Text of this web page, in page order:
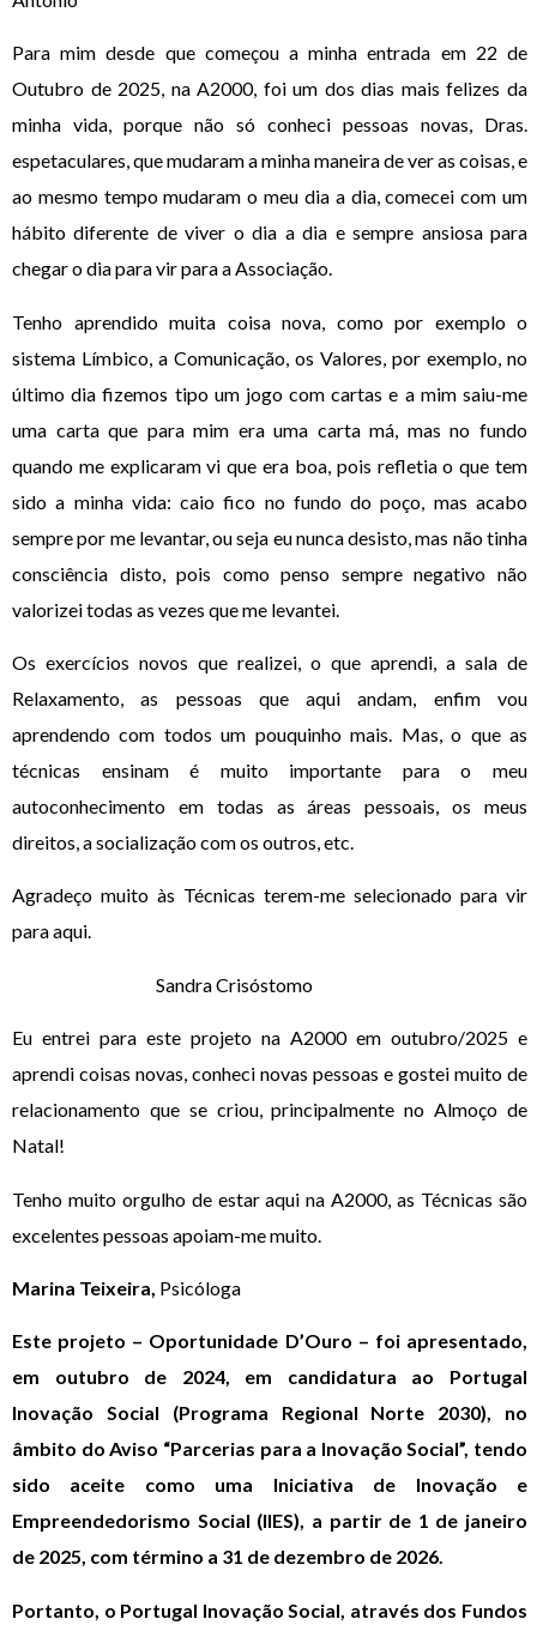
Para mim desde que começou a minha entrada em 22 de
Outubro de 2025, na A2000, foi um dos dias mais felizes da
minha vida, porque não só conheci pessoas novas, Dras.
espetaculares, que mudaram a minha maneira de ver as coisas, e
ao mesmo tempo mudaram o meu dia a dia, comecei com um
hábito diferente de viver o dia a dia e sempre ansiosa para
chegar o dia para vir para a Associação.
Tenho aprendido muita coisa nova, como por exemplo o
sistema Límbico, a Comunicação, os Valores, por exemplo, no
último dia fizemos tipo um jogo com cartas e a mim saiu-me
uma carta que para mim era uma carta má, mas no fundo
quando me explicaram vi que era boa, pois refletia o que tem
sido a minha vida: caio fico no fundo do poço, mas acabo
sempre por me levantar, ou seja eu nunca desisto, mas não tinha
consciência disto, pois como penso sempre negativo não
valorizei todas as vezes que me levantei.
Os exercícios novos que realizei, o que aprendi, a sala de
Relaxamento, as pessoas que aqui andam, enfim vou
aprendendo com todos um pouquinho mais. Mas, o que as
técnicas ensinam é muito importante para o meu
autoconhecimento em todas as áreas pessoais, os meus
direitos, a socialização com os outros, etc.
Agradeço muito às Técnicas terem-me selecionado para vir
para aqui.
Sandra Crisóstomo
Eu entrei para este projeto na A2000 em outubro/2025 e
aprendi coisas novas, conheci novas pessoas e gostei muito de
relacionamento que se criou, principalmente no Almoço de
Natal!
Tenho muito orgulho de estar aqui na A2000, as Técnicas são
excelentes pessoas apoiam-me muito.
Marina Teixeira, Psicóloga
Este projeto – Oportunidade D’Ouro – foi apresentado,
em outubro de 2024, em candidatura ao Portugal
Inovação Social (Programa Regional Norte 2030), no
âmbito do Aviso “Parcerias para a Inovação Social”, tendo
sido aceite como uma Iniciativa de Inovação e
Empreendedorismo Social (IIES), a partir de 1 de janeiro
de 2025, com término a 31 de dezembro de 2026.
Portanto, o Portugal Inovação Social, através dos Fundos